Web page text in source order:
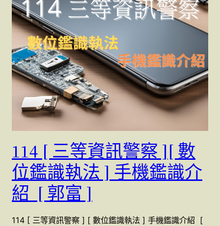
114 [ 三等資訊警察 ][ 數
位鑑識執法 ] 手機鑑識介
紹 [ 郭富 ]
114 [ 三等資訊警察 ] [ 數位鑑識執法 ] 手機鑑識介紹 [